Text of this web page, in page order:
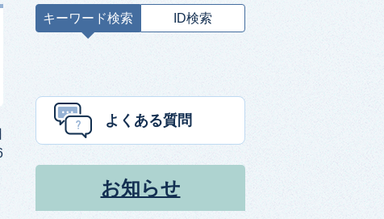
キーワード検索 ID検索
ー
よくある質問
お知らせ